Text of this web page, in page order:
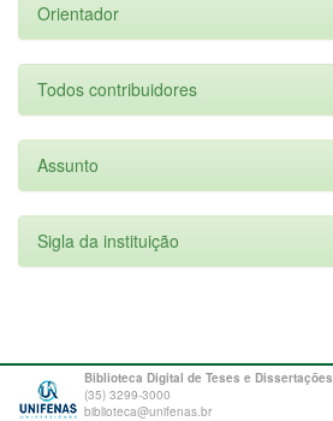
Orientador
Todos contribuidores
Assunto
Sigla da instituição
Biblioteca Digital de Teses e Dissertações
(35) 3299-3000
biblioteca@unifenas.br